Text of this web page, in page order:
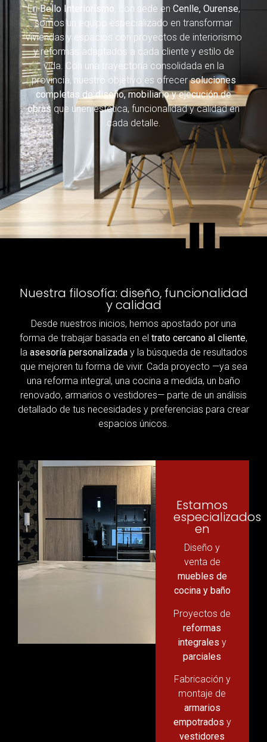
EnBello Interiorismo, con sede en Cenlle, Ourense,
somos un equipo especializado en transformar
viviendas y espacios con proyectos de interiorismo
y reformas adaptados a cada cliente y estilo de
vida. Con una trayectoria consolidada en la
provincia, nuestro objetivo es ofrecersoluciones
completas de diseño, mobiliario y ejecución de
obrasque unen estética, funcionalidad y calidad en
cada detalle.
Nuestra filosofía: diseño, funcionalidad
y calidad
Desde nuestros inicios, hemos apostado por una
forma de trabajar basada en el trato cercano al cliente,
la asesoría personalizaday la búsqueda de resultados
que mejoren tu forma de vivir. Cada proyecto —ya sea
una reforma integral, una cocina a medida, un baño
renovado, armarios o vestidores— parte de un análisis
detallado de tus necesidades y preferencias para crear
espacios únicos.
Estamos
especializados
en
Diseño y
venta de
muebles de
cocina y baño
Proyectos de
reformas
integrales y
parciales
Fabricación y
montaje de
armarios
empotrados y
vestidores